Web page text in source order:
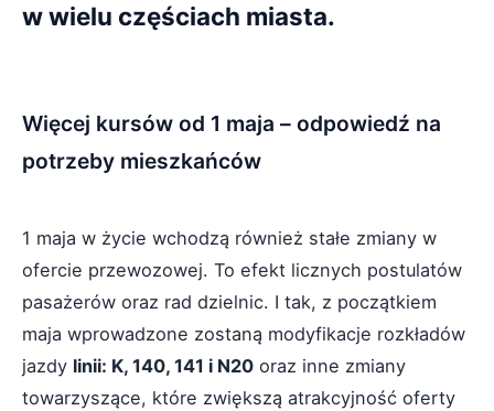
w wielu częściach miasta.
Więcej kursów od 1 maja – odpowiedź na
potrzeby mieszkańców
1 maja w życie wchodzą również stałe zmiany w
ofercie przewozowej. To efekt licznych postulatów
pasażerów oraz rad dzielnic. I tak, z początkiem
maja wprowadzone zostaną modyfikacje rozkładów
jazdy linii: K, 140, 141 i N20 oraz inne zmiany
towarzyszące, które zwiększą atrakcyjność oferty